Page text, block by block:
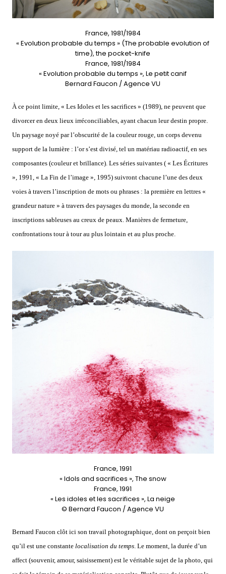
France, 1981/1984
« Evolution probable du temps » (The probable evolution of
time), the pocket-knife
France, 1981/1984
« Evolution probable du temps », Le petit canif
Bernard Faucon / Agence VU
À ce point limite, « Les Idoles et les sacrifices » (1989), ne peuvent que
divorcer en deux lieux irréconciliables, ayant chacun leur destin propre.
Un paysage noyé par l’obscurité de la couleur rouge, un corps devenu
support de la lumière : l’or s’est divisé, tel un matériau radioactif, en ses
composantes (couleur et brillance). Les séries suivantes ( « Les Écritures
», 1991, « La Fin de l’image », 1995) suivront chacune l’une des deux
voies à travers l’inscription de mots ou phrases : la première en lettres «
grandeur nature » à travers des paysages du monde, la seconde en
inscriptions sableuses au creux de peaux. Manières de fermeture,
confrontations tour à tour au plus lointain et au plus proche.
France, 1991
« Idols and sacrifices », The snow
France, 1991
« Les idoles et les sacrifices », La neige
© Bernard Faucon / Agence VU
Bernard Faucon clôt ici son travail photographique, dont on perçoit bien
qu’il est une constante localisation du temps. Le moment, la durée d’un
affect (souvenir, amour, saisissement) est le véritable sujet de la photo, qui